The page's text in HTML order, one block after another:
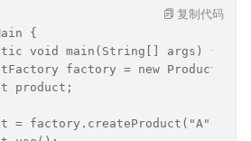
{
void main(String[] args) {
factory = new
product;
= factory.createProduct("A");
复制代码